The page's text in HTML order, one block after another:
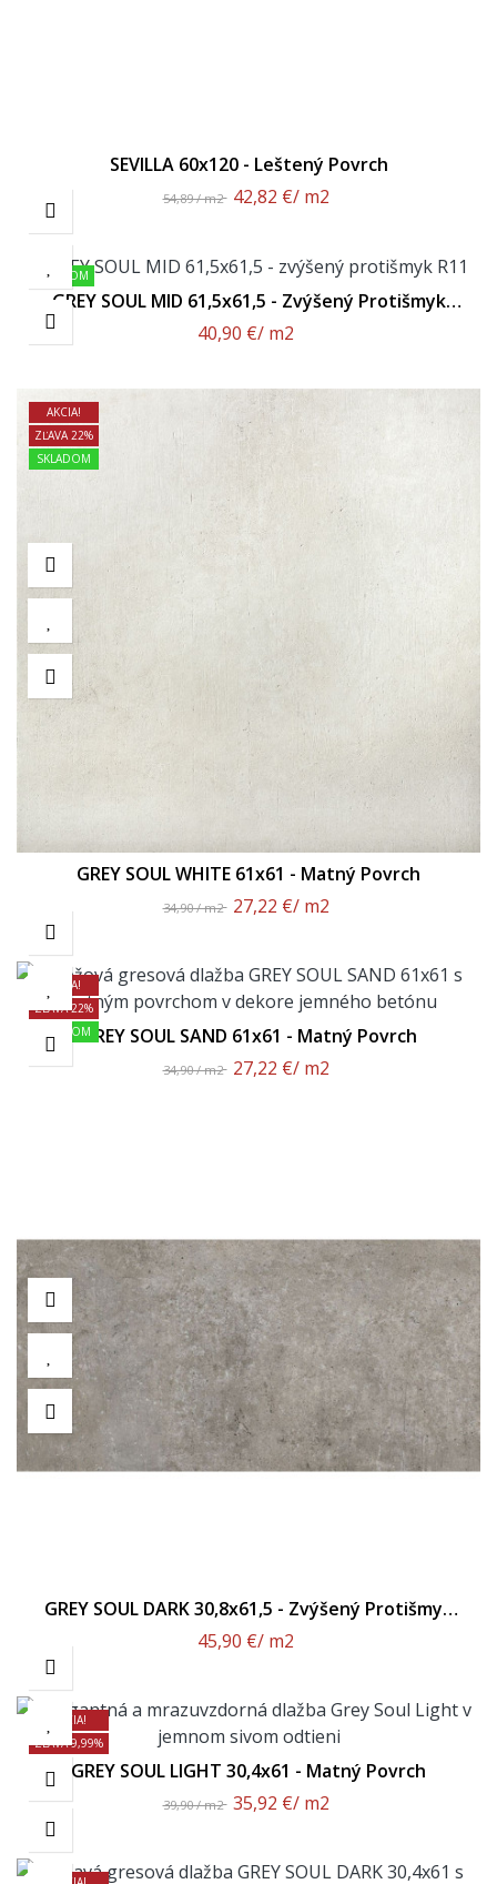
SEVILLA 60x120 - Leštený Povrch
54,89 / m2 42,82 €/ m2
SKLADOM
GREY SOUL MID 61,5x61,5 - Zvýšený Protišmyk
R11
40,90 €/ m2
AKCIA!
ZĽAVA 22%
SKLADOM
GREY SOUL WHITE 61x61 - Matný Povrch
34,90 / m2 27,22 €/ m2
AKCIA!
ZĽAVA 22%
SKLADOMGREY SOUL SAND 61x61 - Matný Povrch
34,90 / m2 27,22 €/ m2
GREY SOUL DARK 30,8x61,5 - Zvýšený Protišmyk
R11
45,90 €/ m2
AKCIA!
ZĽAVA 9,99%
GREY SOUL LIGHT 30,4x61 - Matný Povrch
39,90 / m2 35,92 €/ m2